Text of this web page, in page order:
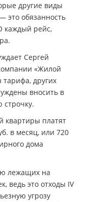
другие виды
это обязанность
каждый рейс,
Сергей
«Жилой
тарифа, других
вносить в
строчку.
квартиры платят
в месяц, или 720
дома
лежащих на
ведь это отходы IV
угрозу